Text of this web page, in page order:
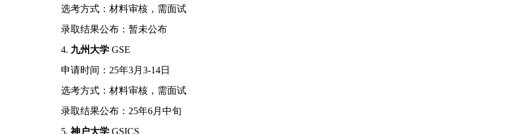
选考方式：材料审核，需面试
录取结果公布：暂未公布
4. 九州大学 GSE
申请时间：25年3月3-14日
选考方式：材料审核，需面试
录取结果公布：25年6月中旬
5.神户大学 GSICS